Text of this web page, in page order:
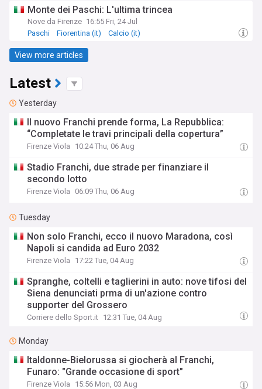
Monte dei Paschi: L'ultima trincea
Nove da Firenze 16:55 Fri, 24 Jul
Paschi
Fiorentina (it) Calcio (it)
View more articles
Latest
Yesterday
Il nuovo Franchi prende forma, La Repubblica:
“Completate le travi principali della copertura”
Firenze Viola 10:24 Thu, 06 Aug
Stadio Franchi, due strade per finanziare il
secondo lotto
Firenze Viola 06:09 Thu, 06 Aug
Tuesday
Non solo Franchi, ecco il nuovo Maradona, così
Napoli si candida ad Euro 2032
Firenze Viola 17:22 Tue, 04 Aug
Spranghe, coltelli e taglierini in auto: nove tifosi del
Siena denunciati prma di un'azione contro
supporter del Grossero
Corriere dello Sport.it 12:31 Tue, 04 Aug
Monday
Italdonne-Bielorussa si giocherà al Franchi,
Funaro: "Grande occasione di sport"
Firenze Viola 15:56 Mon, 03 Aug